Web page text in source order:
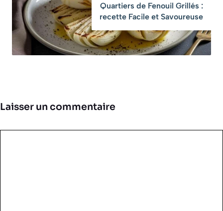
Quartiers de Fenouil Grillés :
recette Facile et Savoureuse
Laisser un commentaire